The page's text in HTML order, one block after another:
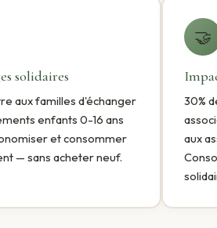
solidaires
aux familles d'échanger
enfants 0-16 ans
et consommer
— sans acheter neuf.
🤝
30%
aux